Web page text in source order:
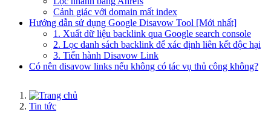
Cảnh giác với domain mất index
Hướng dẫn sử dụng Google Disavow Tool [Mới nhất]
1. Xuất dữ liệu backlink qua Google search console
2. Lọc danh sách backlink để xác định liên kết độc hại
3. Tiến hành Disavow Link
Có nên disavow links nếu không có tác vụ thủ công không?
Tin tức